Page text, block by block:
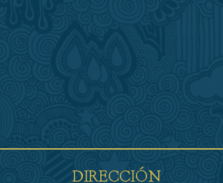
DIRECCIÓN